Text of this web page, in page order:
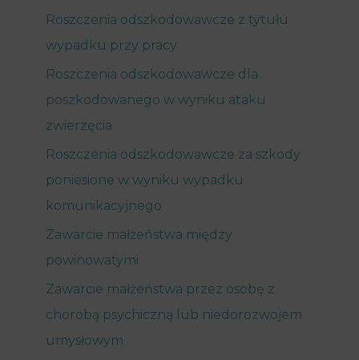
Roszczenia odszkodowawcze z tytułu
wypadku przy pracy
Roszczenia odszkodowawcze dla
poszkodowanego w wyniku ataku
zwierzęcia
Roszczenia odszkodowawcze za szkody
poniesione w wyniku wypadku
komunikacyjnego
Zawarcie małżeństwa między
powinowatymi
Zawarcie małżeństwa przez osobę z
chorobą psychiczną lub niedorozwojem
umysłowym